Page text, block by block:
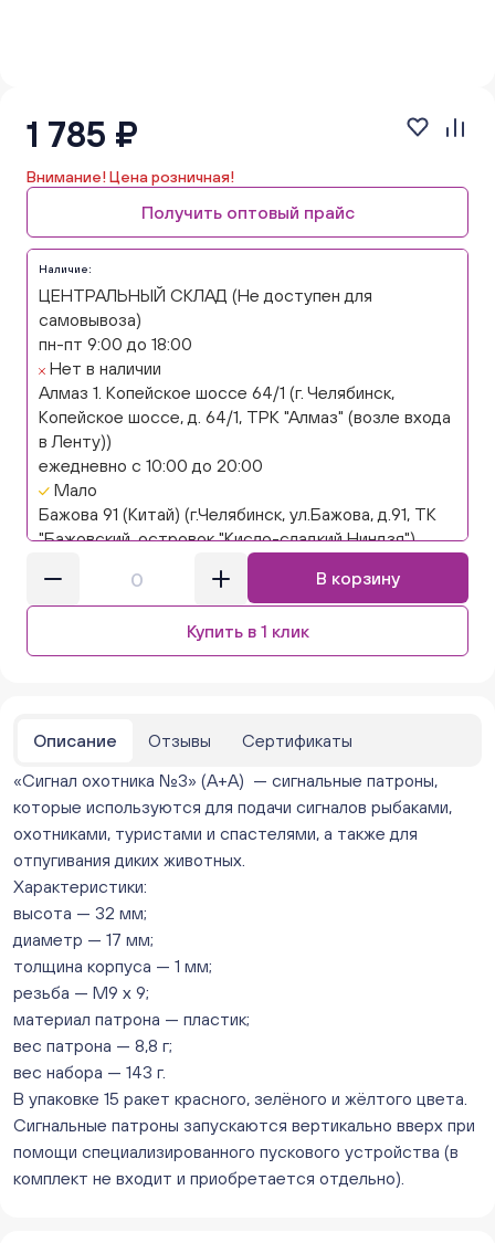
1 785 ₽
Внимание! Цена розничная!
Получить оптовый прайс
Наличие:
ЦЕНТРАЛЬНЫЙ СКЛАД (Не доступен для
самовывоза)
пн-пт 9:00 до 18:00
Нет в наличии
Алмаз 1. Копейское шоссе 64/1 (г. Челябинск,
Копейское шоссе, д. 64/1, ТРК "Алмаз" (возле входа
в Ленту))
ежедневно с 10:00 до 20:00
Мало
Бажова 91 (Китай) (г.Челябинск, ул.Бажова, д.91, ТК
"Бажовский, островок "Кисло-сладкий Ниндзя")
ежедневно с 10:00 до 20:00
Мало
Бажова 91 Цветы (г. Челябинск, ул.Бажова, д91/1 (на
ежедневно с 10:00 до 20:00
ежедневно с 10:00 до 20:00
Краснопольский 13г (Цветы) (Краснопольский, 13Г)
ежедневно с 10:00 до 20:00
Мало
Молния Зоопарк - Труда,166 (ул. Труда,166/5)
Мало
Невский. Черкасская 17 (г. Челябинск, ул.
Черкасская, д.17/1, за ТК "Невский")
ежедневно с 10:00 до 20:00
Мало
Овчинникова, д 12 (Челябинск, улица Овчинникова,
12А)
ежедневно с 10:00 до 20:00
Мало
Слава. Копейск, пр.Славы 8/1 (Копейск, пр. Славы
8/1, ТЦ "Слава")
ежедневно с 10:00 до 20:00
В корзину
Купить в 1 клик
Описание Отзывы
Сертификаты
«Сигнал охотника №3» (А+А) — сигнальные патроны,
которые используются для подачи сигналов рыбаками,
охотниками, туристами и спастелями, а также для
отпугивания диких животных.
Характеристики:
высота — 32 мм;
диаметр — 17 мм;
толщина корпуса — 1 мм;
резьба — М9 х 9;
материал патрона — пластик;
вес патрона — 8,8 г;
вес набора — 143 г.
В упаковке 15 ракет красного, зелёного и жёлтого цвета.
Сигнальные патроны запускаются вертикально вверх при
помощи специализированного пускового устройства (в
комплект не входит и приобретается отдельно).